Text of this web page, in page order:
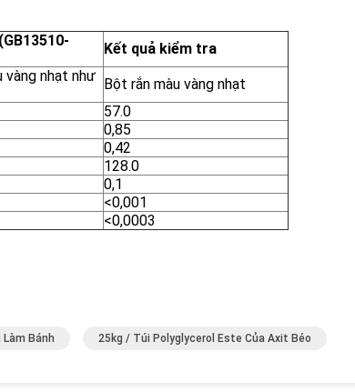
Kết quả kiểm tra
vàng nhạt như
Bột rắn màu vàng nhạt
57.0
0,85
0,42
128.0
0,1
<0,001
<0,0003
Làm Bánh 25kg / Túi Polyglycerol Este Của Axit Béo